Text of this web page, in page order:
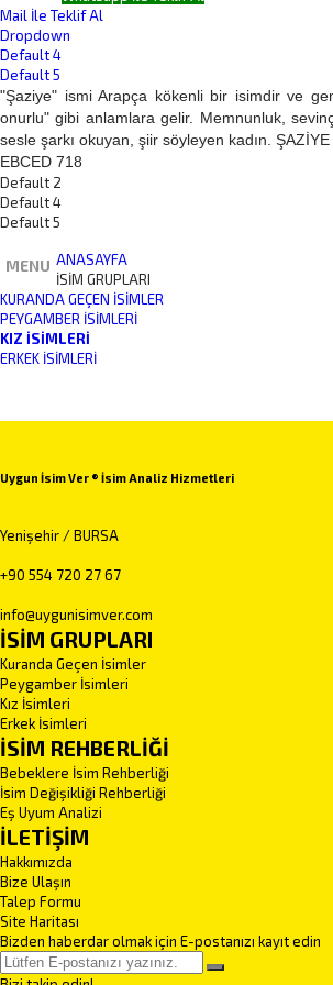
Mail İle Teklif Al
Dropdown
Default 4
Default 5
"Şaziye" ismi Arapça kökenli bir isimdir ve
onurlu" gibi anlamlara gelir. Memnunluk,
EBCED 718
Default 2
Default 4
Default 5
MENU ANASAYFA
İSİM GRUPLARI
KURANDA GEÇEN İSIMLER
PEYGAMBER İSIMLERI
KIZ İSIMLERI
ERKEK İSIMLERI
Uygun İsim Ver ® İsim Analiz Hizmetleri
Yenişehir / BURSA
+90 554 720 27 67
info@uygunisimver.com
İSİM GRUPLARI
Kuranda Geçen İsimler
Peygamber İsimleri
Kız İsimleri
Erkek İsimleri
İSİM REHBERLİĞİ
Bebeklere İsim Rehberliği
İsim Değişikliği Rehberliği
Eş Uyum Analizi
İLETİŞİM
Hakkımızda
Bize Ulaşın
Talep Formu
Site Haritası
Bizden haberdar olmak için E-postanızı kayıt edin